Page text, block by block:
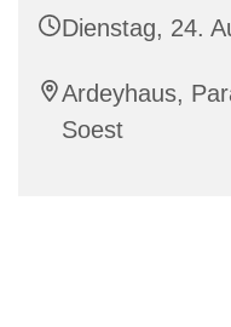
Dienstag, 24.
Ardeyhaus,
Soest